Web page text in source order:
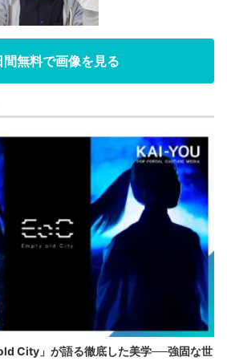
無料で画像を見る
City」が語る徹底した美学──強固な世